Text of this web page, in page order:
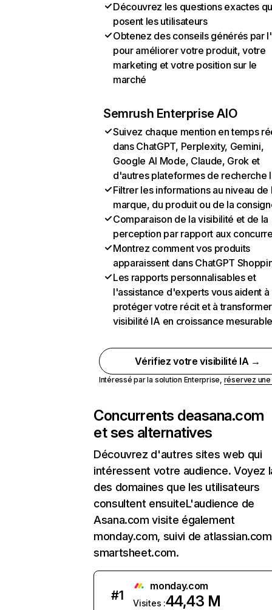
Découvrez les questions exactes
posent les utilisateurs
Obtenez des conseils générés par
pour améliorer votre produit, votre
marketing et votre position sur le
marché
Semrush Enterprise AIO
Suivez chaque mention en temps
dans ChatGPT, Perplexity, Gemini,
Google AI Mode, Claude, Grok et
d'autres plateformes de recherche
Filtrer les informations au niveau de
marque, du produit ou de la
Comparaison de la visibilité et de la
perception par rapport aux
Montrez comment vos produits
apparaissent dans ChatGPT
Les rapports personnalisables et
l'assistance d'experts vous aident à
protéger votre récit et à
visibilité IA en croissance
Vérifiez votre visibilité IA →
Intéressé par la solution Enterprise, réservez
Concurrents deasana.com
et ses alternatives
Découvrez d'autres sites web qui
intéressent votre audience. Voyez
des domaines que les utilisateurs
consultent ensuiteL'audience de
Asana.com visite également
monday.com, suivi de
smartsheet.com.
#1
monday.com
Visites :44,43 M